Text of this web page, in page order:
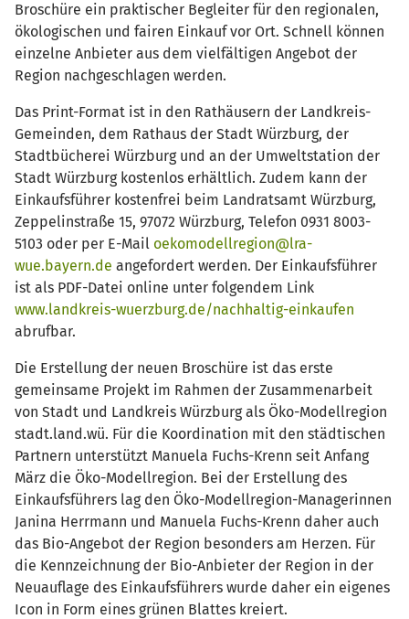
Broschüre ein praktischer Begleiter für den regionalen,
ökologischen und fairen Einkauf vor Ort. Schnell können
einzelne Anbieter aus dem vielfältigen Angebot der
Region nachgeschlagen werden.
Das Print-Format ist in den Rathäusern der Landkreis-
Gemeinden, dem Rathaus der Stadt Würzburg, der
Stadtbücherei Würzburg und an der Umweltstation der
Stadt Würzburg kostenlos erhältlich. Zudem kann der
Einkaufsführer kostenfrei beim Landratsamt Würzburg,
Zeppelinstraße 15, 97072 Würzburg, Telefon 0931 8003-
5103 oder per E-Mail oekomodellregion@lra-
wue.bayern.de angefordert werden. Der Einkaufsführer
ist als PDF-Datei online unter folgendem Link
www.landkreis-wuerzburg.de/nachhaltig-einkaufen
abrufbar.
Die Erstellung der neuen Broschüre ist das erste
gemeinsame Projekt im Rahmen der Zusammenarbeit
von Stadt und Landkreis Würzburg als Öko-Modellregion
stadt.land.wü. Für die Koordination mit den städtischen
Partnern unterstützt Manuela Fuchs-Krenn seit Anfang
März die Öko-Modellregion. Bei der Erstellung des
Einkaufsführers lag den Öko-Modellregion-Managerinnen
Janina Herrmann und Manuela Fuchs-Krenn daher auch
das Bio-Angebot der Region besonders am Herzen. Für
die Kennzeichnung der Bio-Anbieter der Region in der
Neuauflage des Einkaufsführers wurde daher ein eigenes
Icon in Form eines grünen Blattes kreiert.